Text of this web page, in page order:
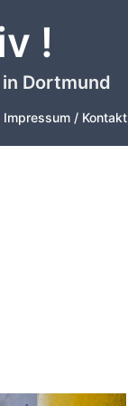
!
Dortmund
Impressum / Kontakt